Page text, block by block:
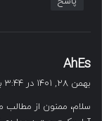
AhEs
ف
:
بهمن ۲۸, ۱۴۰۱ در ۳:۴۴ بعد از ظهر
سلام، ممنون از مطالب